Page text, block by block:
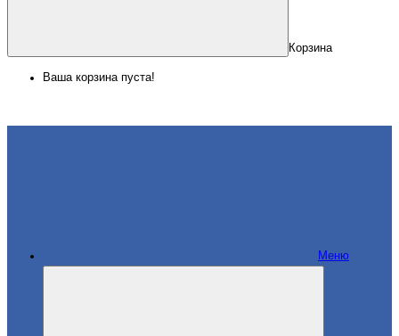
Корзина
Ваша корзина пуста!
Меню